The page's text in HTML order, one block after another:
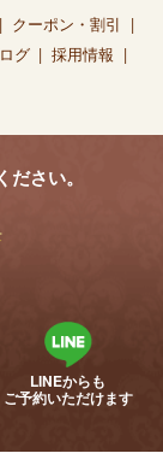
クーポン・割引
グ
採用情報
さい。
LINEからも
ご予約いただけます